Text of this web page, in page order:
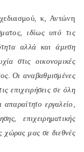
κ, Αντώνη
ιδίως υπό τις
αλλά και άμεση
στις οικονομικές
Οι αναβαθμισμένες
επιχειρήσεις σε όλη
εργαλείο,
επιχειρηματικής
χώρας μας σε διεθνές